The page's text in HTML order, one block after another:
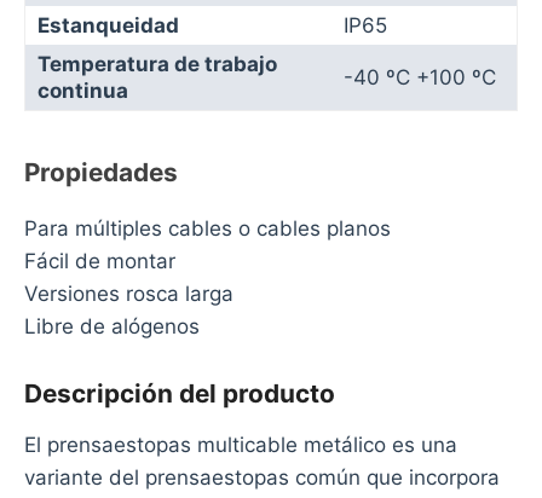
Estanqueidad
IP65
Temperatura de trabajo
continua
-40 ºC +100 ºC
Propiedades
Para múltiples cables o cables planos
Fácil de montar
Versiones rosca larga
Libre de alógenos
Descripción del producto
El prensaestopas multicable metálico es una
variante del prensaestopas común que incorpora